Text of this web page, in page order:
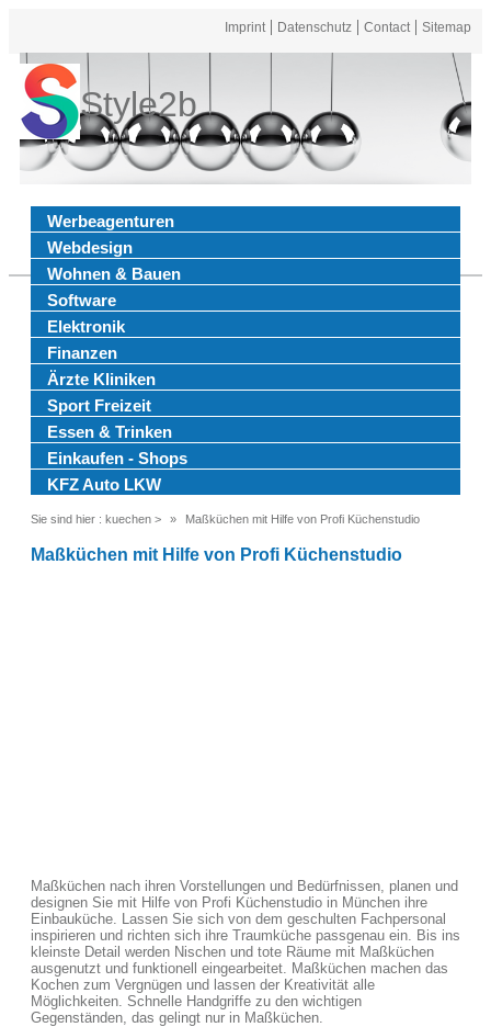
Imprint Datenschutz Contact Sitemap
Style2b
Werbeagenturen
Webdesign
Wohnen & Bauen
Software
Elektronik
Finanzen
Ärzte Kliniken
Sport Freizeit
Essen & Trinken
Einkaufen - Shops
KFZ Auto LKW
Sie sind hier : kuechen > Maßküchen mit Hilfe von Profi Küchenstudio
Maßküchen mit Hilfe von Profi Küchenstudio
Maßküchen nach ihren Vorstellungen und Bedürfnissen, planen und
designen Sie mit Hilfe von Profi Küchenstudio in München ihre
Einbauküche. Lassen Sie sich von dem geschulten Fachpersonal
inspirieren und richten sich ihre Traumküche passgenau ein. Bis ins
kleinste Detail werden Nischen und tote Räume mit Maßküchen
ausgenutzt und funktionell eingearbeitet. Maßküchen machen das
Kochen zum Vergnügen und lassen der Kreativität alle
Möglichkeiten. Schnelle Handgriffe zu den wichtigen
Gegenständen, das gelingt nur in Maßküchen.